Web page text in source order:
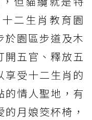
二生肖教育園
於園區步道及木
開五官、釋放五
享受十二生肖的
的情人聖地，有
月娘筊杯椅，